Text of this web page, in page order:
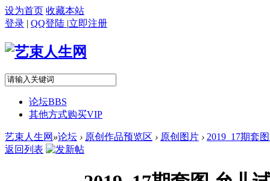
设为首页 收藏本站
登录 | QQ登陆 |立即注册
论坛BBS
其他方式购买VIP
艺束人生网 »论坛 › 原创作品预览区 › 原创图片 › 2019_17期套
返回列表